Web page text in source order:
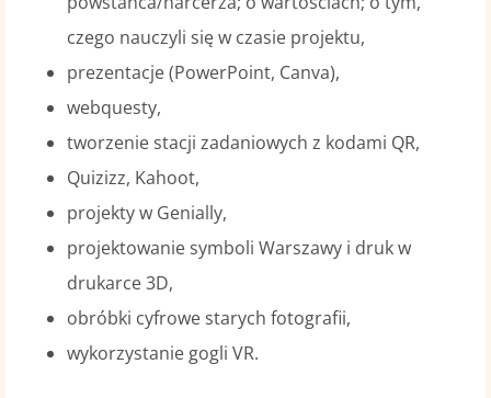
czego nauczyli się w czasie projektu,
prezentacje (PowerPoint, Canva),
webquesty,
tworzenie stacji zadaniowych z kodami QR,
Quizizz, Kahoot,
projekty w Genially,
projektowanie symboli Warszawy i druk w
drukarce 3D,
obróbki cyfrowe starych fotografii,
wykorzystanie gogli VR.